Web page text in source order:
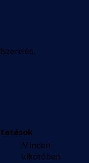
Minden
kikötőben